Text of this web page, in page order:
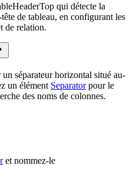
qui détecte la
de tableau, en configurant les
de relation.
séparateur horizontal situé au-
un élément Separatorpour le
des noms de colonnes.
et nommez-le